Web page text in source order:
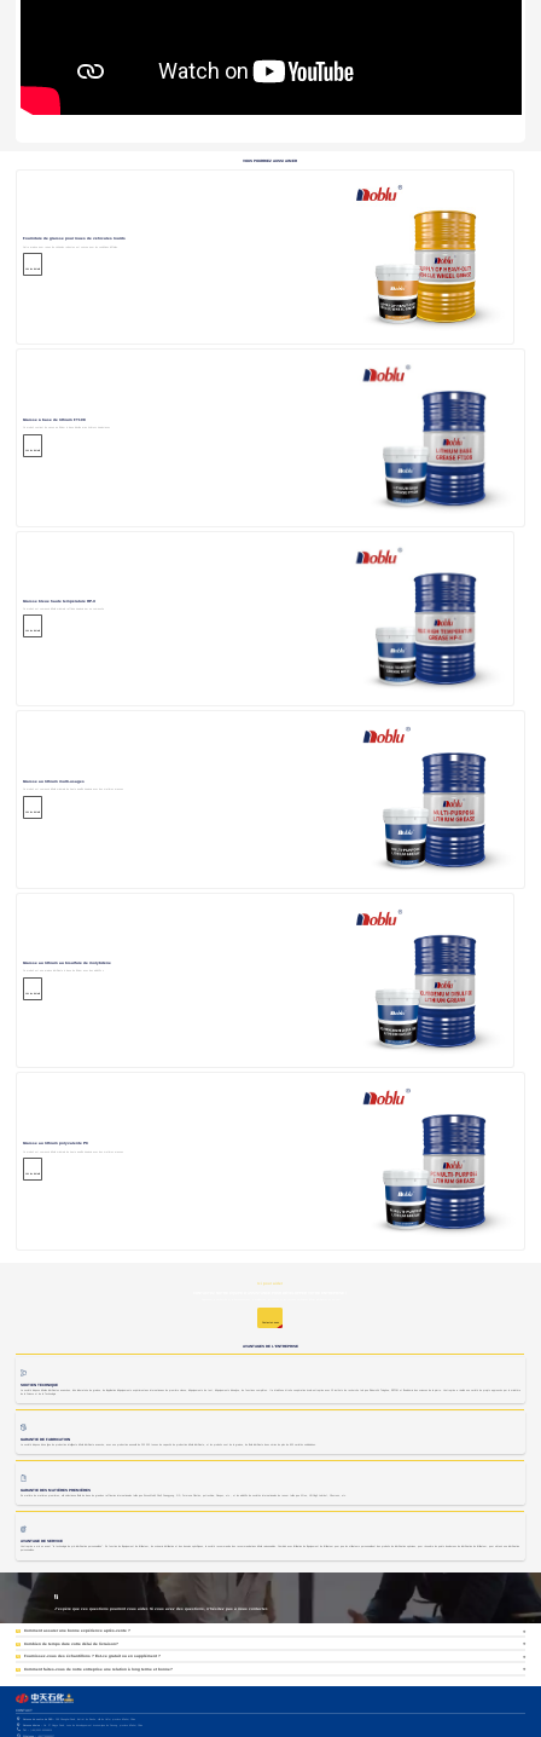
VOUS POURRIEZ AUSSI AIMER
Fourniture de graisse pour roues de véhicules lourds
Voir les détails
Graisse à base de lithium FT108
Voir les détails
Graisse bleue haute température HP-X
Voir les détails
Graisse au lithium multi-usages
Ce produit est composé d'huile minérale de haute qualité épaissie avec des matières grasses
Voir les détails
Graisse au lithium au bisulfure de molybdène
Voir les détails
Graisse au lithium polyvalente PC
Voir les détails
Ici pour aider
AVANTAGES DE L'ENTREPRISE
SOUTIEN TECHNIQUE
GARANTIE DE FABRICATION
GARANTIE DES MATIÈRES PREMIÈRES
En matière de matières premières, elle sélectionne l'huile de base de grandes raffineries internationales telles que ExxonMobil, Shell, Ssangyong, GS, Formosa Plastics, petrochina, Sinopec, etc., et les additifs de sociétés internationales de renom telles que Afton, UN Yingli, Lubrizol , Chevrons, etc.
AVANTAGE DE SERVICE
L'entreprise a mis en avant "la technologie de pré-lubrification personnalisée". En fonction de l'équipement de l'utilisateur, du scénario d'utilisation et des besoins spécifiques, la société recommande des recommandations d'huile raisonnables. Combiné avec l'utilisation de l'équipement de l'utilisateur pour que les utilisateurs personnalisent des produits de lubrification spéciaux, pour résoudre les points douloureux de lubrification de l'utilisateur, pour obtenir une lubrification
personnalisée.
J'espère que ces questions pourront vous aider. Si vous avez des questions, n'hésitez pas à nous contacter.
Q Comment assurer une bonne expérience après-vente ?
Q Combien de temps dure votre délai de livraison?
Q Fournissez-vous des échantillons ? Est-ce gratuit ou en supplément ?
Q Comment faites-vous de notre entreprise une relation à long terme et bonne?
CONTACT
Adresse du centre de R&D :
188 Shanghai Road, district de Baohe, ville de Hefei, province d'Anhui, Chine
Adresse d'usine :
No. 27 Xingye Road, zone de développement économique de Susong, province d'Anhui, Chine
Tél :
(+86)0551-65568816
Whatsapp :
+8617755665517